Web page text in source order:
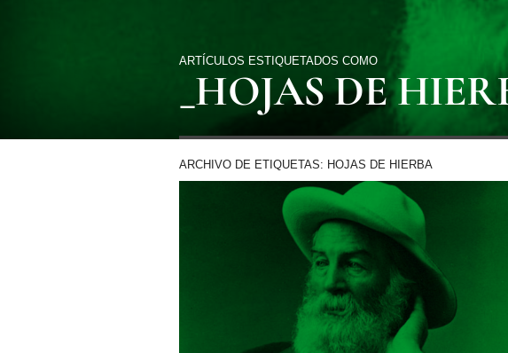
ARTÍCULOS ESTIQUETADOS COMO
_HOJAS DE
ARCHIVO DE ETIQUETAS: HOJAS DE HIERBA